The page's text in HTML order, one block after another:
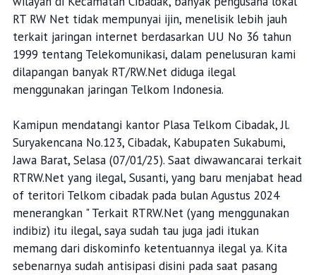
RT RW Net tidak mempunyai ijin, menelisik lebih jauh
terkait jaringan internet berdasarkan UU No 36 tahun
1999 tentang Telekomunikasi, dalam penelusuran kami
dilapangan banyak RT/RW.Net diduga ilegal
menggunakan jaringan Telkom Indonesia.
Kamipun mendatangi kantor Plasa Telkom Cibadak, Jl.
Suryakencana No.123, Cibadak, Kabupaten Sukabumi,
Jawa Barat, Selasa (07/01/25). Saat diwawancarai terkait
RTRW.Net yang ilegal, Susanti, yang baru menjabat head
of teritori Telkom cibadak pada bulan Agustus 2024
menerangkan " Terkait RTRW.Net (yang menggunakan
indibiz) itu ilegal, saya sudah tau juga jadi itukan
memang dari diskominfo ketentuannya ilegal ya. Kita
sebenarnya sudah antisipasi disini pada saat pasang